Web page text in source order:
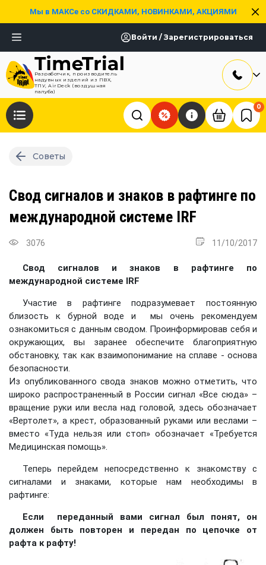
Мы в МАКСе со СКИДКАМИ, НОВИНКАМИ, АКЦИЯМИ
Войти / Зарегистрироваться
Разработчик, производитель
надувных изделий из ПВХ,
ТПУ, AirDeck (воздушная
палуба)
0
Советы
Свод сигналов и знаков в рафтинге по
международной системе IRF
3076 11/10/2017
Свод сигналов и знаков в рафтинге по
международной системе IRF
Участие в рафтинге подразумевает постоянную
близость к бурной воде и мы очень рекомендуем
ознакомиться с данным сводом. Проинформировав себя и
окружающих, вы заранее обеспечите благоприятную
обстановку, так как взаимопонимание на сплаве - основа
безопасности.
Из опубликованного свода знаков можно отметить, что
широко распространенный в России сигнал «Все сюда» –
вращение руки или весла над головой, здесь обозначает
«Вертолет», а крест, образованный руками или веслами –
вместо «Туда нельзя или стоп» обозначает «Требуется
Медицинская помощь».
Теперь перейдем непосредственно к знакомству с
сигналами и знаками, которые нам необходимы в
рафтинге:
Если переданный вами сигнал был понят, он
должен быть повторен и передан по цепочке от
рафта к рафту!